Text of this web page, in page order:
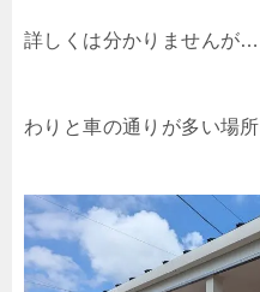
詳しくは分かりませんが…
わりと車の通りが多い場